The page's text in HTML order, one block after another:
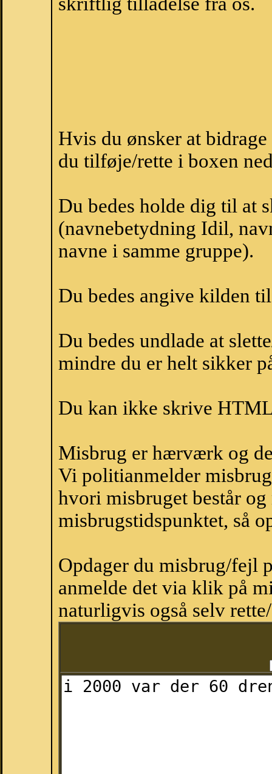
Hvis du ønsker at
du tilføje/rette i boxen
Du bedes holde dig til at
(navnebetydning Idil,
navne i samme gruppe).
Du bedes angive kilden
Du bedes undlade at
mindre du er helt sikker
Du kan ikke skrive
Misbrug er hærværk og
Vi politianmelder
hvori misbruget består
misbrugstidspunktet, så
Opdager du misbrug/fejl
anmelde det via klik på
naturligvis også selv